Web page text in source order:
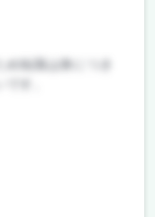
め知識は身につき